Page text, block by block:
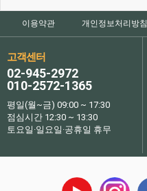
이용약관 개인정보처리방침
고객센터
02-945-2972
010-2572-1365
평일(월~금) 09:00 ~ 17:30
점심시간 12:30 ~ 13:30
토요일·일요일·공휴일 휴무